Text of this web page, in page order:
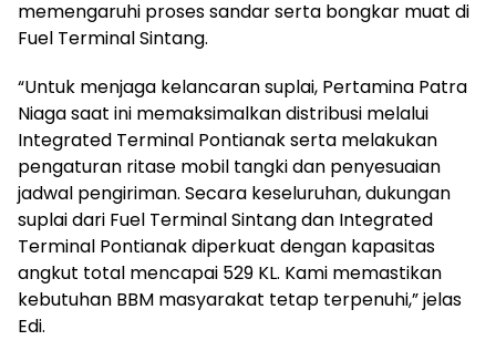
memengaruhi proses sandar serta bongkar muat di
Fuel Terminal Sintang.
“Untuk menjaga kelancaran suplai, Pertamina Patra
Niaga saat ini memaksimalkan distribusi melalui
Integrated Terminal Pontianak serta melakukan
pengaturan ritase mobil tangki dan penyesuaian
jadwal pengiriman. Secara keseluruhan, dukungan
suplai dari Fuel Terminal Sintang dan Integrated
Terminal Pontianak diperkuat dengan kapasitas
angkut total mencapai 529 KL. Kami memastikan
kebutuhan BBM masyarakat tetap terpenuhi,” jelas
Edi.